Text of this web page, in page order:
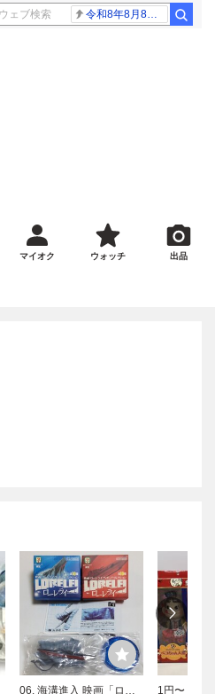
令和8年8月8日8時8分
マイオク ウォッチ 出品
06. 海溝進入 映画「ロー
1円〜 不二